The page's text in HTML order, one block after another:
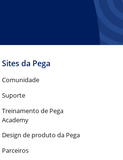
Sites da Pega
Comunidade
Suporte
Treinamento de Pega
Academy
Design de produto da Pega
Parceiros